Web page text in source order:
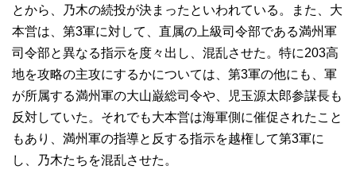
とから、乃木の続投が決まったといわれている。また、大
本営は、第3軍に対して、直属の上級司令部である満州軍
司令部と異なる指示を度々出し、混乱させた。特に203高
地を攻略の主攻にするかについては、第3軍の他にも、軍
が所属する満州軍の大山巌総司令や、児玉源太郎参謀長も
反対していた。それでも大本営は海軍側に催促されたこと
もあり、満州軍の指導と反する指示を越権して第3軍に
し、乃木たちを混乱させた。